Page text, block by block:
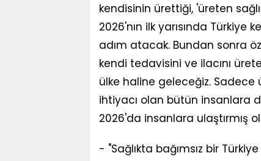
kendisinin ürettiği, 'üreten
2026'nın ilk yarısında Türkiye
adım atacak. Bundan sonra
kendi tedavisini ve ilacını
ülke haline geleceğiz.
ihtiyacı olan bütün insanlara
2026'da insanlara ulaştırmış
- "Sağlıkta bağımsız bir